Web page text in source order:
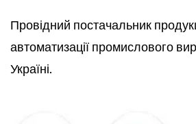
Провідний постачальник
автоматизації промислового
Україні.